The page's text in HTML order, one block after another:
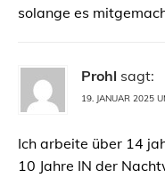
solange es
Prohl sagt:
19. JANUAR 2025
Ich arbeite über 14
10 Jahre IN der